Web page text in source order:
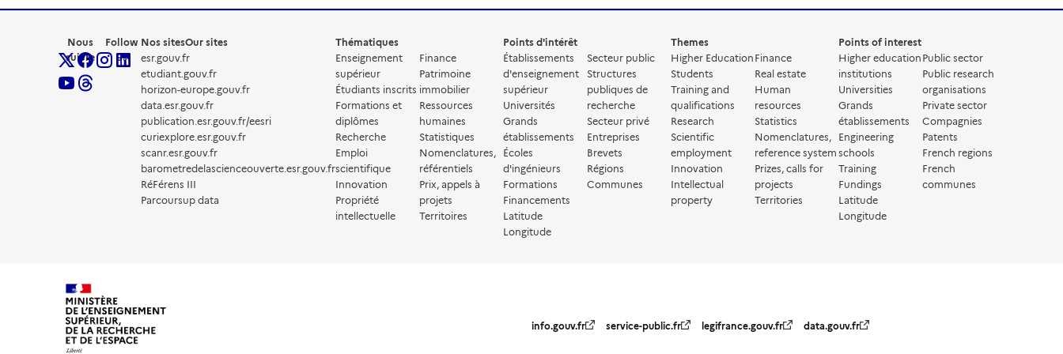
Nous
suivre
Follow
us
Nos sitesOur sites
esr.gouv.fr
etudiant.gouv.fr
horizon-europe.gouv.fr
data.esr.gouv.fr
publication.esr.gouv.fr/eesri
curiexplore.esr.gouv.fr
scanr.esr.gouv.fr
barometredelascienceouverte.esr.gouv.fr
RéFérens III
Parcoursup data
Thématiques
Enseignement
supérieur
Étudiants inscrits
Formations et
diplômes
Recherche
Emploi
scientifique
Innovation
Propriété
intellectuelle
Finance
Patrimoine
immobilier
Ressources
humaines
Statistiques
Nomenclatures,
référentiels
Prix, appels à
projets
Territoires
Points d'intérêt
Établissements
d'enseignement
supérieur
Universités
Grands
établissements
Écoles
d'ingénieurs
Formations
Financements
Latitude
Longitude
Secteur public
Structures
publiques de
recherche
Secteur privé
Entreprises
Brevets
Régions
Communes
Themes
Higher Education
Students
Training and
qualifications
Research
Scientific
employment
Innovation
Intellectual
property
Finance
Real estate
Human
resources
Statistics
Nomenclatures,
reference system
Prizes, calls for
projects
Territories
Points of interest
Higher education
institutions
Universities
Grands
établissements
Engineering
schools
Training
Fundings
Latitude
Longitude
Public sector
Public research
organisations
Private sector
Compagnies
Patents
French regions
French
communes
info.gouv.fr service-public.fr legifrance.gouv.fr data.gouv.fr